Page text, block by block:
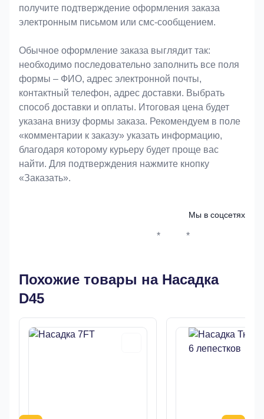
получите подтверждение оформления заказа
электронным письмом или смс-сообщением.
Обычное оформление заказа выглядит так:
необходимо последовательно заполнить все поля
формы – ФИО, адрес электронной почты,
контактный телефон, адрес доставки. Выбрать
способ доставки и оплаты. Итоговая цена будет
указана внизу формы заказа. Рекомендуем в поле
«комментарии к заказу» указать информацию,
благодаря которому курьеру будет проще вас
найти. Для подтверждения нажмите кнопку
«Заказать».
Мы в соцсетях
* *
Похожие товары на Насадка
D45